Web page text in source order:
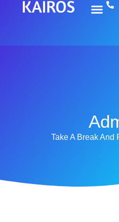
Take A Break And